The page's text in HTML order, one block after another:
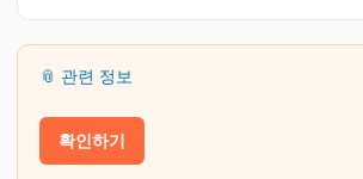
📎 관련 정보
확인하기